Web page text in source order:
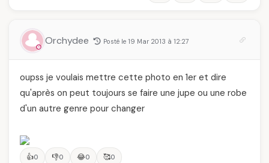
Orchydee Posté le 19 Mar 2013 à 12:27
oupss je voulais mettre cette photo en 1er et dire
qu'après on peut toujours se faire une jupe ou une robe
d'un autre genre pour changer
👍0 👎0 😂0 🥰0